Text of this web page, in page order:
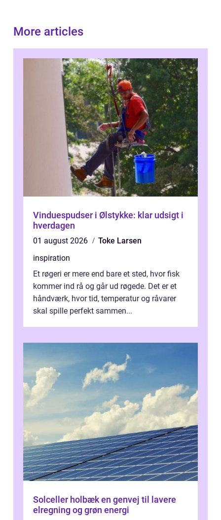
More articles
Vinduespudser i Ølstykke: klar udsigt i
hverdagen
01 august 2026
Toke Larsen
inspiration
Et røgeri er mere end bare et sted, hvor fisk
kommer ind rå og går ud røgede. Det er et
håndværk, hvor tid, temperatur og råvarer
skal spille perfekt sammen...
Solceller holbæk en genvej til lavere
elregning og grøn energi